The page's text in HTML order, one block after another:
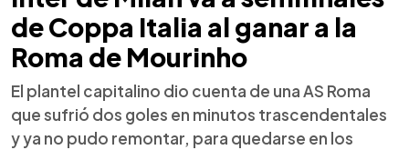
de Coppa Italia al ganar a la
Roma de Mourinho
El plantel capitalino dio cuenta de una AS Roma
que sufrió dos goles en minutos trascendentales
y ya no pudo remontar, para quedarse en los